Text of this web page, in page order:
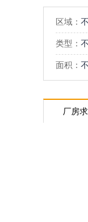
区域：
类型：
面积：
厂房